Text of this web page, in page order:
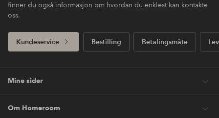
finner du også informasjon om hvordan du enklest kan kontakte
oss.
Kundeservice Bestilling Betalingsmåte
Mine sider
Om Homeroom